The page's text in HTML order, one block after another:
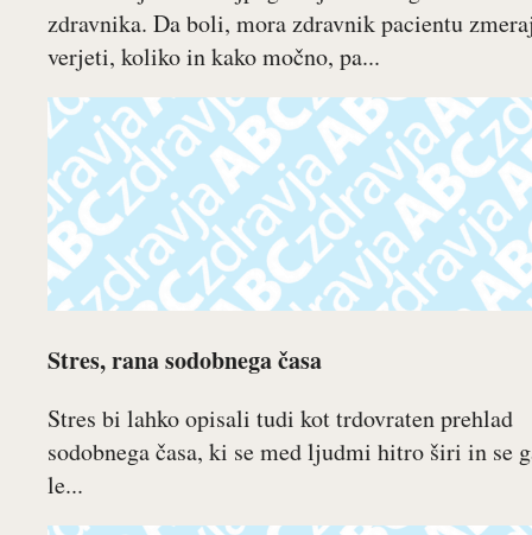
zdravnika. Da boli, mora zdravnik pacientu
verjeti, koliko in kako močno, pa...
Stres, rana sodobnega časa
Stres bi lahko opisali tudi kot trdovraten prehlad
sodobnega časa, ki se med ljudmi hitro širi in se
le...